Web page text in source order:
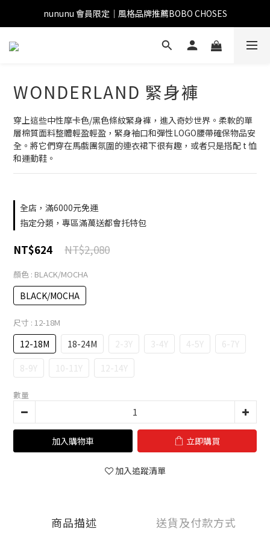
nununu 會員限定｜風格品牌推薦BOBO CHOSES
WONDERLAND 緊身褲
穿上這些中性摩卡色/黑色條紋緊身褲，進入奇妙世界。柔軟的單
層棉質面料整體輕盈輕盈，緊身袖口和彈性LOGO腰帶確保物品安
全。將它們穿在馬戲團氛圍的連衣裙下很有趣，或者只是搭配 t 恤
和運動鞋。
全店，滿6000元免運
指定分類，專區滿萬送都會托特包
NT$2,080
NT$624
顏色 : BLACK/MOCHA
BLACK/MOCHA
尺寸 : 12-18M
12-18M 18-24M 2-3Y 3-4Y 4-5Y
6-7Y
8-9Y
10-11Y 12-14Y
數量
加入購物車 立即購買
加入追蹤清單
商品描述 送貨及付款方式